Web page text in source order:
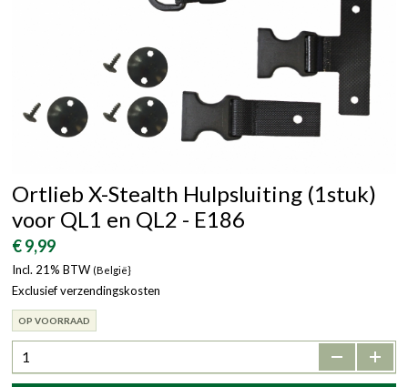
Ortlieb X-Stealth Hulpsluiting (1stuk)
voor QL1 en QL2 - E186
€ 9,99
Incl. 21% BTW (België}
Exclusief verzendingskosten
OP VOORRAAD
- +